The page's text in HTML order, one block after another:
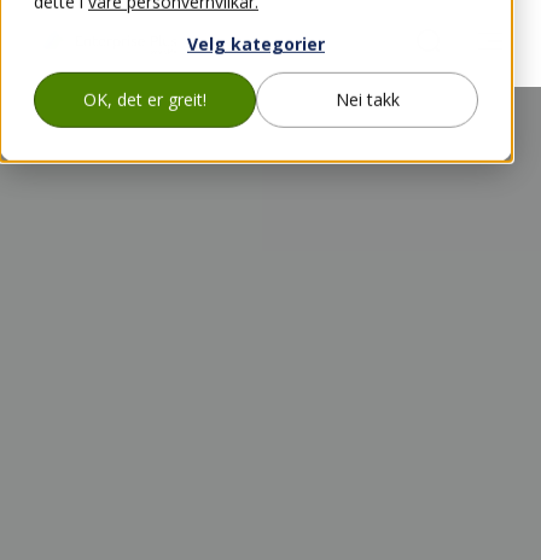
Velg kategorier
OK, det er greit! Nei takk